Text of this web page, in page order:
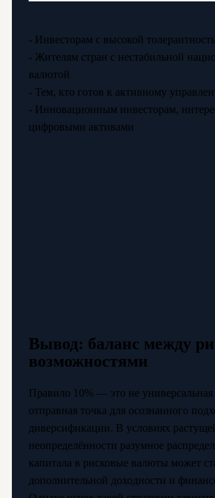
- Инвесторам с высокой
- Жителям стран с нестабильной
валютой
- Тем, кто готов к активному
- Инновационным инвесторам,
цифровыми активами
Вывод: баланс между
возможностями
Правило 10% — это не универсальная
отправная точка для осознанного
диверсификации. В условиях
неопределённости разумное
капитала в рисковые валюты может
дополнительной доходности и